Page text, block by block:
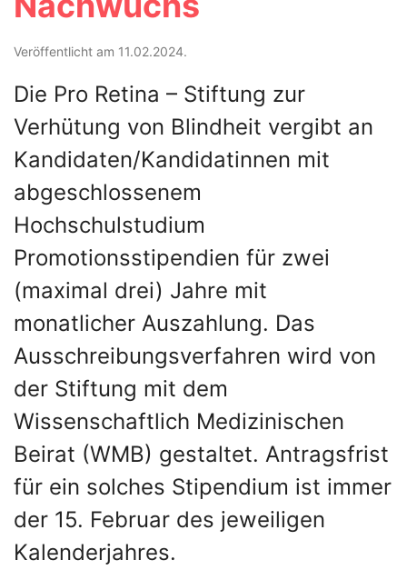
Veröffentlicht am 11.02.2024.
Die Pro Retina – Stiftung zur
Verhütung von Blindheit vergibt an
Kandidaten/Kandidatinnen mit
abgeschlossenem
Hochschulstudium
Promotionsstipendien für zwei
(maximal drei) Jahre mit
monatlicher Auszahlung. Das
Ausschreibungsverfahren wird von
der Stiftung mit dem
Wissenschaftlich Medizinischen
Beirat (WMB) gestaltet. Antragsfrist
für ein solches Stipendium ist immer
der 15. Februar des jeweiligen
Kalenderjahres.